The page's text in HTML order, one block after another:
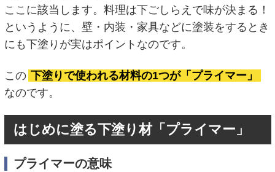
ここに該当します。料理は下ごしらえで味が決まる！
というように、壁・内装・家具などに塗装をするとき
にも下塗りが実はポイントなのです。
この 下塗りで使われる材料の1つが「プライマー」
なのです。
はじめに塗る下塗り材「プライマー」
プライマーの意味